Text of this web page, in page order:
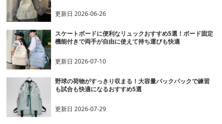
更新日2026-06-26
スケートボードに便利なリュックおすすめ5選！ボード固定
機能付きで両手が自由に使えて持ち運びも快適
更新日2026-07-10
野球の荷物がすっきり収まる！大容量バックパックで練習
も試合も快適になるおすすめ5選
更新日2026-07-29